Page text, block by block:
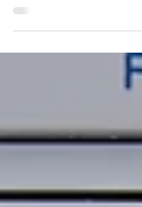
de alto riesgo, lo que resultó